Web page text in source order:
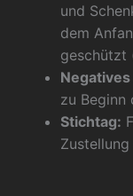
und
dem
geschützt
zu Beginn
Stichtag: